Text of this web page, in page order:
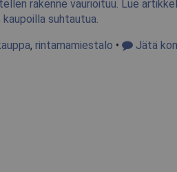
rakenne vaurioituu. Lue
suhtautua.
, rintamamiestalo • Jätä